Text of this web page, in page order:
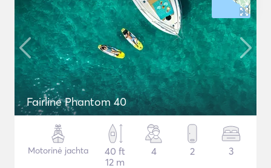
Fairline Phantom 40
Motorinė jachta
40 ft
12 m
4 2 3